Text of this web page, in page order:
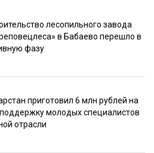
лесопильного завода
в Бабаево перешло в
фазу
приготовил 6 млн рублей на
молодых специалистов
отрасли